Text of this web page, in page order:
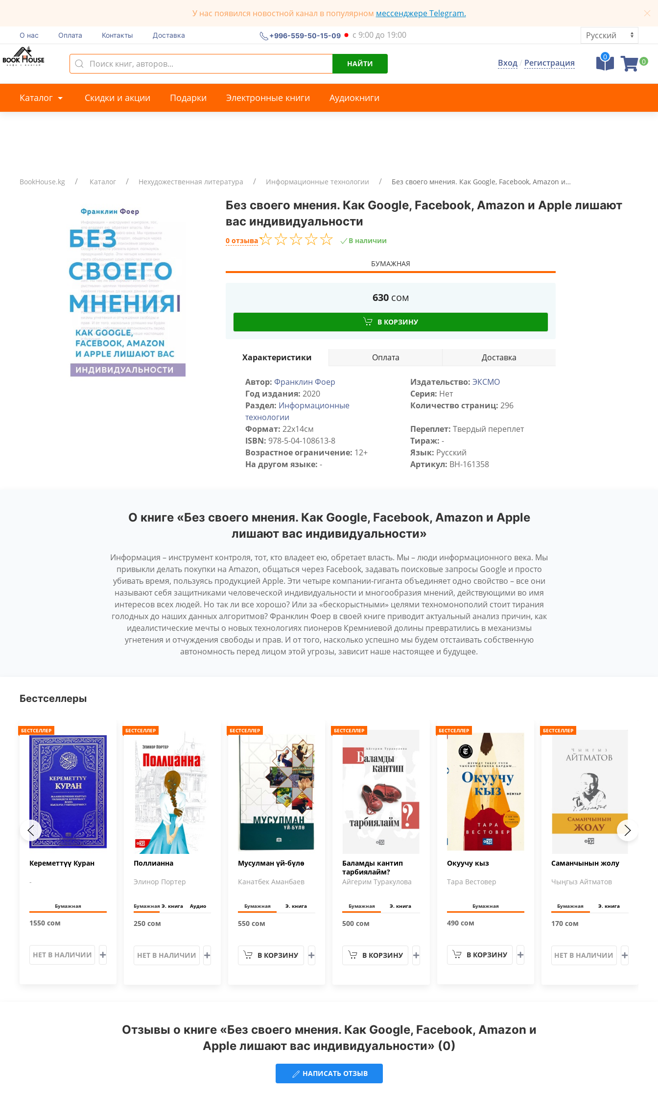
У нас появился новостной канал в популярном мессенджере Telegram.
О нас Оплата Контакты Доставка +996-559-50-15-09 с 9:00 до 19:00
НАЙТИ Вход/ Регистрация
0
0
Каталог Скидки и акции Подарки Электронные книги Аудиокниги
BookHouse.kg Каталог Нехудожественная литература Информационные технологии Без своего мнения. Как Google, Facebook, Amazon и…
Без своего мнения. Как Google, Facebook, Amazon и Apple лишают
вас индивидуальности
0 отзыва☆☆☆☆☆
★★★★★ В наличии
БУМАЖНАЯ
630 сом
В КОРЗИНУ
Характеристики Оплата Доставка
Автор: Франклин Фоер Издательство: ЭКСМО
Год издания: 2020 Серия: Нет
Раздел: Информационные
технологии
Количество страниц: 296
Формат: 22х14см Переплет: Твердый переплет
ISBN: 978-5-04-108613-8 Тираж: -
Возрастное ограничение: 12+ Язык: Русский
На другом языке: - Артикул: BH-161358
О книге «Без своего мнения. Как Google, Facebook, Amazon и Apple
лишают вас индивидуальности»
Информация – инструмент контроля, тот, кто владеет ею, обретает власть. Мы – люди информационного века. Мы
привыкли делать покупки на Amazon, общаться через Facebook, задавать поисковые запросы Google и просто
убивать время, пользуясь продукцией Apple. Эти четыре компании-гиганта объединяет одно свойство – все они
называют себя защитниками человеческой индивидуальности и многообразия мнений, действующими во имя
интересов всех людей. Но так ли все хорошо? Или за «бескорыстными» целями техномонополий стоит тирания
голодных до наших данных алгоритмов? Франклин Фоер в своей книге приводит актуальный анализ причин, как
идеалистические мечты о новых технологиях пионеров Кремниевой долины превратились в механизмы
угнетения и отчуждения свободы и прав. И от того, насколько успешно мы будем отстаивать собственную
автономность перед лицом этой угрозы, зависит наше настоящее и будущее.
Бестселлеры
БЕСТСЕЛЛЕР
Кереметтүү Куран
-
Бумажная
1550 сом
НЕТ В НАЛИЧИИ
БЕСТСЕЛЛЕР
Поллианна
Элинор Портер
Бумажная Э. книга Аудио
250 сом
НЕТ В НАЛИЧИИ
БЕСТСЕЛЛЕР
Мусулман үй-бүлө
Канатбек Аманбаев
Бумажная Э. книга
550 сом
В КОРЗИНУ
БЕСТСЕЛЛЕР
Баламды кантип
тарбиялайм?
Айгерим Туракулова
Бумажная Э. книга
500 сом
В КОРЗИНУ
БЕСТСЕЛЛЕР
Окуучу кыз
Тара Вестовер
Бумажная
490 сом
В КОРЗИНУ
БЕСТСЕЛЛЕР
Саманчынын жолу
Чыңгыз Айтматов
Бумажная Э. книга
170 сом
НЕТ В НАЛИЧИИ
Отзывы о книге «Без своего мнения. Как Google, Facebook, Amazon и
Apple лишают вас индивидуальности» (0)
НАПИСАТЬ ОТЗЫВ